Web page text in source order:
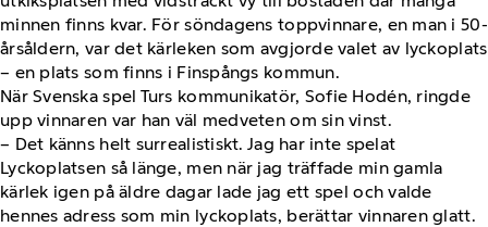
minnen finns kvar. För söndagens toppvinnare, en man i 50-
årsåldern, var det kärleken som avgjorde valet av lyckoplats
– en plats som finns i Finspångs kommun.
När Svenska spel Turs kommunikatör, Sofie Hodén, ringde
upp vinnaren var han väl medveten om sin vinst.
– Det känns helt surrealistiskt. Jag har inte spelat
Lyckoplatsen så länge, men när jag träffade min gamla
kärlek igen på äldre dagar lade jag ett spel och valde
hennes adress som min lyckoplats, berättar vinnaren glatt.